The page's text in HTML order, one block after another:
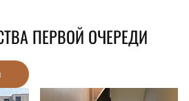
ПЕРВОЙ ОЧЕРЕДИ